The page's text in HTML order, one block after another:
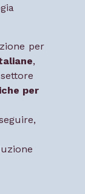
per
,
per